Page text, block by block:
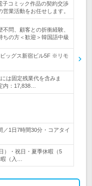
子コミック作品の契約交渉
業活動をお任せします。
問、顧客との折衝経験、
ちの方＜歓迎＞韓国語中級
ビッグス新宿ビル5F ※リモ
は固定残業代を含みま
内：17,838…
1日7時間30分・コアタイ
）・祝日・夏季休暇（5
（入…